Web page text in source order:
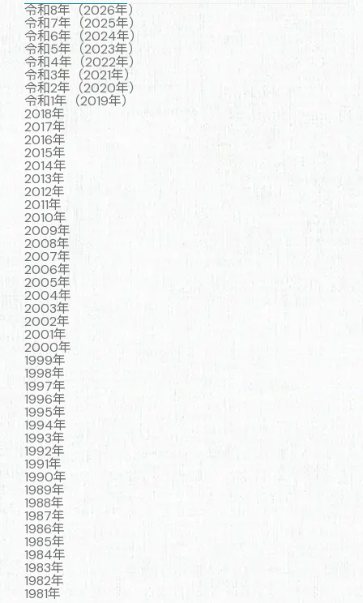
令和8年（2026年）
令和7年（2025年）
令和6年（2024年）
令和5年（2023年）
令和4年（2022年）
令和3年（2021年）
令和2年（2020年）
令和1年（2019年）
2018年
2017年
2016年
2015年
2014年
2013年
2012年
2011年
2010年
2009年
2008年
2007年
2006年
2005年
2004年
2003年
2002年
2001年
2000年
1999年
1998年
1997年
1996年
1995年
1994年
1993年
1992年
1991年
1990年
1989年
1988年
1987年
1986年
1985年
1984年
1983年
1982年
1981年